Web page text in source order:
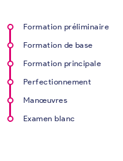
Formation préliminaire
Formation de base
Formation principale
Perfectionnement
Manœuvres
Examen blanc